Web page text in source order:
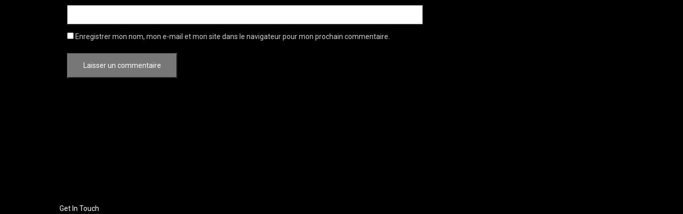
Enregistrer mon nom, mon e-mail et mon site dans le navigateur pour mon prochain commentaire.
Get In Touch